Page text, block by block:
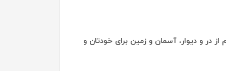
در و دیوار، آسمان و زمین برای خودتان و